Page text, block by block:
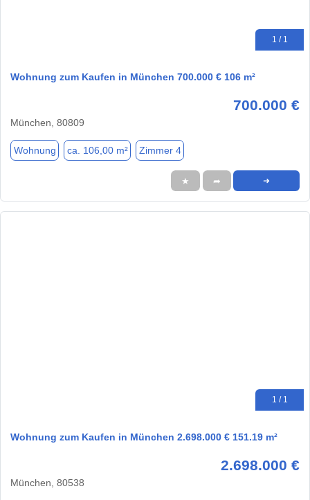
1 / 1
Wohnung zum Kaufen in München 700.000 € 106 m²
700.000 €
München, 80809
Wohnung ca. 106,00 m² Zimmer 4
★ ➦ ➜
1 / 1
Wohnung zum Kaufen in München 2.698.000 € 151.19 m²
2.698.000 €
München, 80538